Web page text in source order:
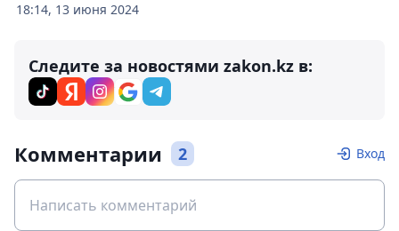
18:14, 13 июня 2024
Следите за новостями zakon.kz в:
Комментарии 2 Вход